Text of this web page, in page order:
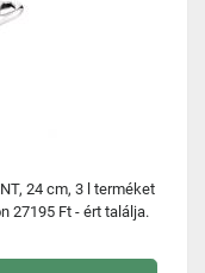
24 cm, 3 l terméket
27195 Ft - ért találja.